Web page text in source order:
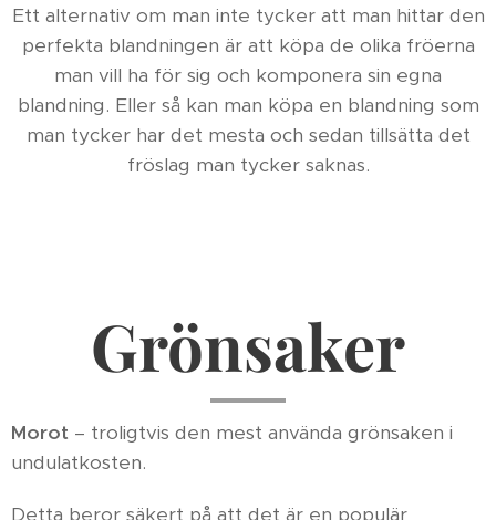
Ett alternativ om man inte tycker att man hittar den
perfekta blandningen är att köpa de olika fröerna
man vill ha för sig och komponera sin egna
blandning. Eller så kan man köpa en blandning som
man tycker har det mesta och sedan tillsätta det
fröslag man tycker saknas.
Grönsaker
Morot – troligtvis den mest använda grönsaken i
undulatkosten.
Detta beror säkert på att det är en populär